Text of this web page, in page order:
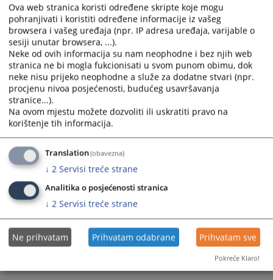
značajnim za pravosuđe.
320PREGLEDA
Ova web stranica koristi određene skripte koje mogu
pohranjivati i koristiti određene informacije iz vašeg
browsera i vašeg uređaja (npr. IP adresa uređaja, varijable o
sesiji unutar browsera, ...).
Neke od ovih informacija su nam neophodne i bez njih web
stranica ne bi mogla fukcionisati u svom punom obimu, dok
neke nisu prijeko neophodne a služe za dodatne stvari (npr.
procjenu nivoa posjećenosti, budućeg usavršavanja
stranice...).
Na ovom mjestu možete dozvoliti ili uskratiti pravo na
korištenje tih informacija.
Translation(obavezna)
↓ 2 Servisi treće strane
Analitika o posjećenosti stranica
↓ 2 Servisi treće strane
Ne prihvatam Prihvatam odabrane Prihvatam sve
Pokreće Klaro!